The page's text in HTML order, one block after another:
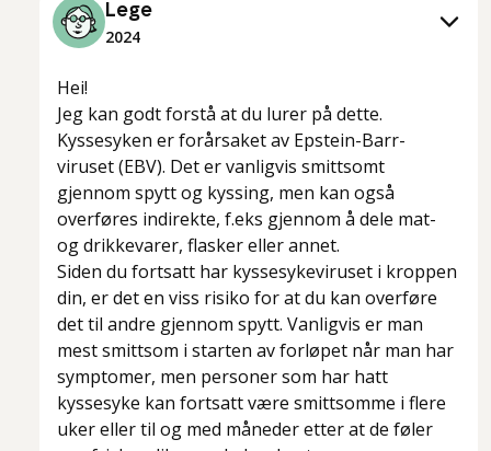
Lege
2024
Hei!
Jeg kan godt forstå at du lurer på dette.
Kyssesyken er forårsaket av Epstein-Barr-
viruset (EBV). Det er vanligvis smittsomt
gjennom spytt og kyssing, men kan også
overføres indirekte, f.eks gjennom å dele mat-
og drikkevarer, flasker eller annet.
Siden du fortsatt har kyssesykeviruset i kroppen
din, er det en viss risiko for at du kan overføre
det til andre gjennom spytt. Vanligvis er man
mest smittsom i starten av forløpet når man har
symptomer, men personer som har hatt
kyssesyke kan fortsatt være smittsomme i flere
uker eller til og med måneder etter at de føler